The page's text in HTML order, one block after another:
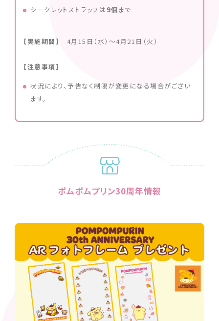
シークレットストラップは 9個 まで
【実施期間】 4月15日（水）〜4月21日（火）
【注意事項】
状況により、予告なく制限が変更になる場合がござい
ます。
ポムポムプリン30周年情報